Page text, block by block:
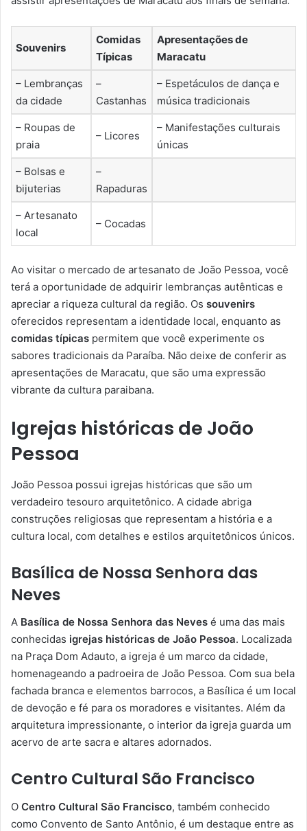
Souvenirs
Comidas
Típicas
Apresentações de
Maracatu
– Lembranças
da cidade
–
Castanhas
– Espetáculos de dança e
música tradicionais
– Roupas de
praia
– Licores
– Manifestações culturais
únicas
– Bolsas e
bijuterias
–
Rapaduras
– Artesanato
local
– Cocadas
Ao visitar o mercado de artesanato de João Pessoa, você
terá a oportunidade de adquirir lembranças autênticas e
apreciar a riqueza cultural da região. Os souvenirs
oferecidos representam a identidade local, enquanto as
comidas típicas permitem que você experimente os
sabores tradicionais da Paraíba. Não deixe de conferir as
apresentações de Maracatu, que são uma expressão
vibrante da cultura paraibana.
Igrejas históricas de João
Pessoa
João Pessoa possui igrejas históricas que são um
verdadeiro tesouro arquitetônico. A cidade abriga
construções religiosas que representam a história e a
cultura local, com detalhes e estilos arquitetônicos únicos.
Basílica de Nossa Senhora das
Neves
A Basílica de Nossa Senhora das Neves é uma das mais
conhecidas igrejas históricas de João Pessoa. Localizada
na Praça Dom Adauto, a igreja é um marco da cidade,
homenageando a padroeira de João Pessoa. Com sua bela
fachada branca e elementos barrocos, a Basílica é um local
de devoção e fé para os moradores e visitantes. Além da
arquitetura impressionante, o interior da igreja guarda um
acervo de arte sacra e altares adornados.
Centro Cultural São Francisco
O Centro Cultural São Francisco, também conhecido
como Convento de Santo Antônio, é um destaque entre as